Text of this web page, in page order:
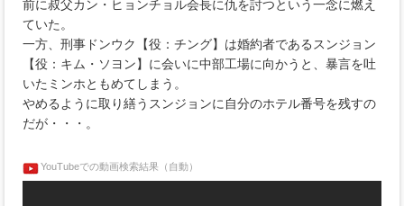
前に叔父カン・ヒョンチョル会長に仇を討つという一念に燃え
ていた。
一方、刑事ドンウク【役：チング】は婚約者であるスンジョン
【役：キム・ソヨン】に会いに中部工場に向かうと、暴言を吐
いたミンホともめてしまう。
やめるように取り繕うスンジョンに自分のホテル番号を残すの
だが・・・。
YouTubeでの動画検索結果（自動）